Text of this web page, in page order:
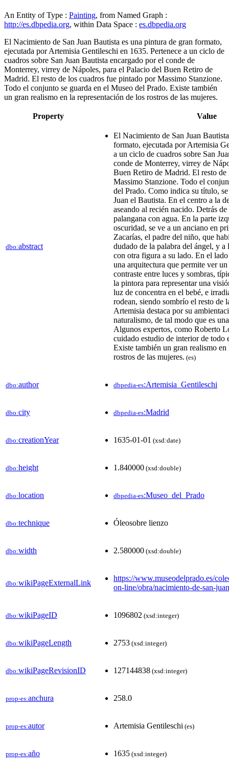
An Entity of Type : Painting, from Named Graph :
http://es.dbpedia.org, within Data Space : es.dbpedia.org
El Nacimiento de San Juan Bautista es una pintura de gran formato,
ejecutada por Artemisia Gentileschi en 1635. Pertenece a un ciclo de
cuadros sobre San Juan Bautista encargado por el conde de
Monterrey, virrey de Nápoles, para el Palacio del Buen Retiro de
Madrid. El resto de los cuadros fue pintado por Massimo Stanzione.
Todo el conjunto se guarda en el Museo del Prado. Existe también
un gran realismo en la representación de los rostros de las mujeres.
Property Value
dbo:abstract
El Nacimiento de San Juan
formato, ejecutada por Artemisia
a un ciclo de cuadros sobre San
conde de Monterrey, virrey de
Buen Retiro de Madrid. El resto
Massimo Stanzione. Todo el
del Prado. Como indica su título,
Juan el Bautista. En el centro a la
aseando al recién nacido. Detrás
palangana con agua. En la parte
oscuridad, se ve a un anciano en
Zacarías, el padre del niño, que
dudado de la palabra del ángel, y a
con otra figura a su lado. En el
una arquitectura que permite ver
contraste entre luces y sombras,
la pintora para representar una
luz de concentra en el bebé, e
rodean, siendo sombrío el resto de
Artemisia destaca por su
naturalismo, de tal modo que es
Algunos expertos, como Roberto
cuidado estudio de interior de
Existe también un gran realismo en
rostros de las mujeres. (es)
dbo:author dbpedia-es:Artemisia_Gentileschi
dbo:city dbpedia-es:Madrid
dbo:creationYear 1635-01-01 (xsd:date)
dbo:height 1.840000 (xsd:double)
dbo:location dbpedia-es:Museo_del_Prado
dbo:technique Óleosobre lienzo
dbo:width 2.580000 (xsd:double)
dbo:wikiPageExternalLink
https://www.museodelprado.es/
on-line/obra/nacimiento-de-san-
dbo:wikiPageID 1096802 (xsd:integer)
dbo:wikiPageLength 2753 (xsd:integer)
dbo:wikiPageRevisionID 127144838 (xsd:integer)
prop-es:anchura 258.0
prop-es:autor Artemisia Gentileschi (es)
prop-es:año 1635 (xsd:integer)